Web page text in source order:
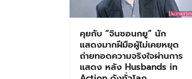
คุยกับ “จินซอนกยู” นัก
แสดงมากฝีมือผู้ไม่เคยหยุด
ถ่ายทอดความจริงใจผ่านการ
แสดง หลัง Husbands in